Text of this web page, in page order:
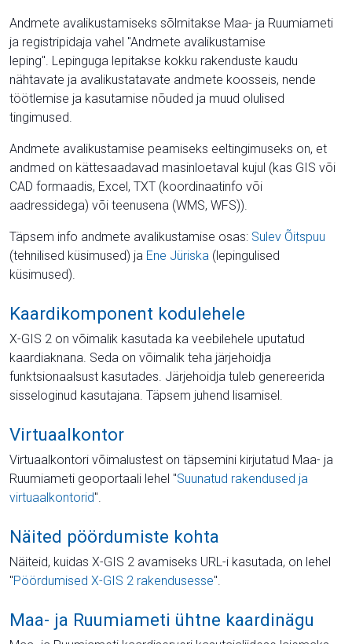
Andmete avalikustamiseks sõlmitakse Maa- ja Ruumiameti
ja registripidaja vahel "Andmete avalikustamise
leping". Lepinguga lepitakse kokku rakenduste kaudu
nähtavate ja avalikustatavate andmete koosseis, nende
töötlemise ja kasutamise nõuded ja muud olulised
tingimused.
Andmete avalikustamise peamiseks eeltingimuseks on, et
andmed on kättesaadavad masinloetaval kujul (kas GIS või
CAD formaadis, Excel, TXT (koordinaatinfo või
aadressidega) või teenusena (WMS, WFS)).
Täpsem info andmete avalikustamise osas: Sulev Õitspuu
(tehnilised küsimused) ja Ene Jüriska (lepingulised
küsimused).
Kaardikomponent kodulehele
X-GIS 2 on võimalik kasutada ka veebilehele uputatud
kaardiaknana. Seda on võimalik teha järjehoidja
funktsionaalsust kasutades. Järjehoidja tuleb genereerida
sisseloginud kasutajana. Täpsem juhend lisamisel.
Virtuaalkontor
Virtuaalkontori võimalustest on täpsemini kirjutatud Maa- ja
Ruumiameti geoportaali lehel "Suunatud rakendused ja
virtuaalkontorid".
Näited pöördumiste kohta
Näiteid, kuidas X-GIS 2 avamiseks URL-i kasutada, on lehel
"Pöördumised X-GIS 2 rakendusesse".
Maa- ja Ruumiameti ühtne kaardinägu